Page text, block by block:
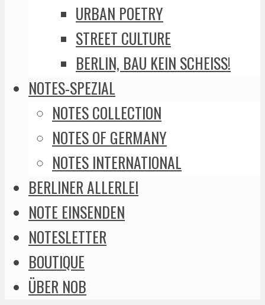
URBAN POETRY
STREET CULTURE
BERLIN, BAU KEIN SCHEISS!
NOTES-SPEZIAL
NOTES COLLECTION
NOTES OF GERMANY
NOTES INTERNATIONAL
BERLINER ALLERLEI
NOTE EINSENDEN
NOTESLETTER
BOUTIQUE
ÜBER NOB